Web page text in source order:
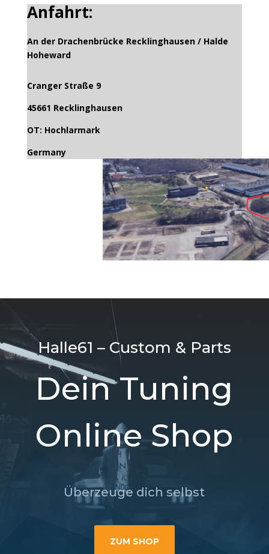
Anfahrt:
An der Drachenbrücke Recklinghausen / Halde
Hoheward
Cranger Straße 9
45661 Recklinghausen
OT: Hochlarmark
Germany
Halle61 – Custom & Parts
Dein Tuning
Online Shop
Überzeuge dich selbst
ZUM SHOP